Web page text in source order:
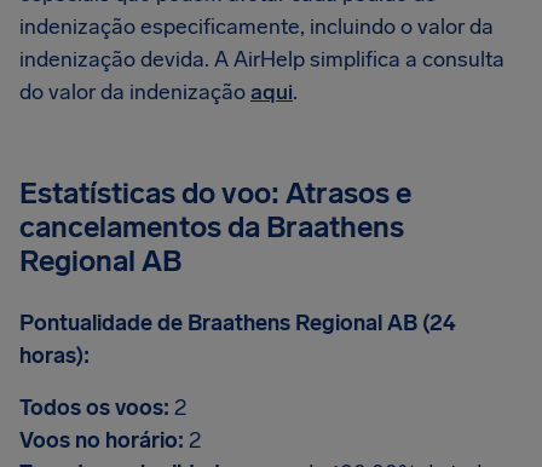
indenização especificamente, incluindo o valor da
indenização devida. A AirHelp simplifica a consulta
do valor da indenizaçãoaqui.
Estatísticas do voo: Atrasos e
cancelamentos da Braathens
Regional AB
Pontualidade de Braathens Regional AB (24
horas):
Todos os voos: 2
Voos no horário: 2